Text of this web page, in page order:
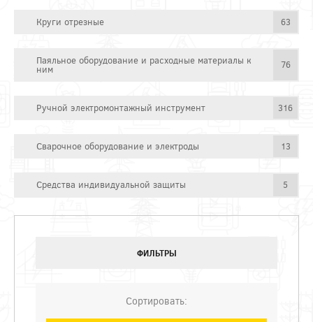
Круги отрезные 63
Паяльное оборудование и расходные материалы к
ним 76
Ручной электромонтажный инструмент 316
Сварочное оборудование и электроды 13
Средства индивидуальной защиты 5
ФИЛЬТРЫ
Сортировать: